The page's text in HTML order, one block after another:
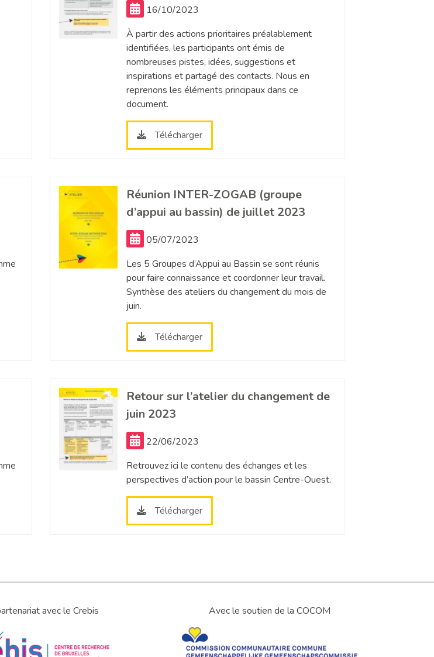
16/10/2023
À partir des actions prioritaires préalablement
identifiées, les participants ont émis de
nombreuses pistes, idées, suggestions et
inspirations et partagé des contacts. Nous en
reprenons les éléments principaux dans ce
document.
Télécharger
Réunion INTER-ZOGAB (groupe
d’appui au bassin) de juillet 2023
05/07/2023
Les 5 Groupes d’Appui au Bassin se sont réunis
pour faire connaissance et coordonner leur travail.
Synthèse des ateliers du changement du mois de
juin.
Télécharger
Retour sur l’atelier du changement de
juin 2023
22/06/2023
Retrouvez ici le contenu des échanges et les
perspectives d’action pour le bassin Centre-Ouest.
Télécharger
avec le Crebis Avec le soutien de la COCOM